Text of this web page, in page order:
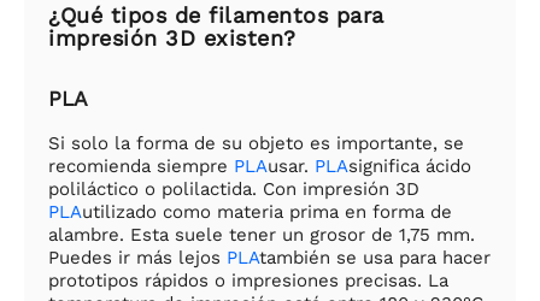
¿Qué tipos de filamentos para
impresión 3D existen?
PLA
Si solo la forma de su objeto es importante, se
recomienda siempre PLAusar. PLAsignifica ácido
poliláctico o polilactida. Con impresión 3D
PLAutilizado como materia prima en forma de
alambre. Esta suele tener un grosor de 1,75 mm.
Puedes ir más lejos PLAtambién se usa para hacer
prototipos rápidos o impresiones precisas. La